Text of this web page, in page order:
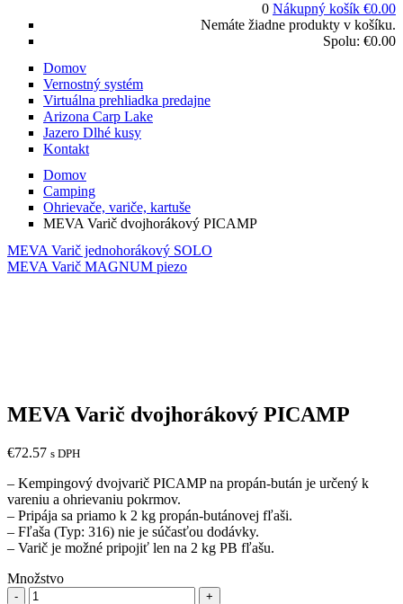
0 Nákupný košík €0.00
Nemáte žiadne produkty v košíku.
Spolu: €0.00
Domov
Vernostný systém
Virtuálna prehliadka predajne
Arizona Carp Lake
Jazero Dlhé kusy
Kontakt
Domov
Camping
Ohrievače, variče, kartuše
MEVA Varič dvojhorákový PICAMP
MEVA Varič jednohorákový SOLO
MEVA Varič MAGNUM piezo
MEVA Varič dvojhorákový PICAMP
€72.57 s DPH
– Kempingový dvojvarič PICAMP na propán-bután je určený k
vareniu a ohrievaniu pokrmov.
– Pripája sa priamo k 2 kg propán-butánovej fľaši.
– Fľaša (Typ: 316) nie je súčasťou dodávky.
– Varič je možné pripojiť len na 2 kg PB fľašu.
Množstvo
Množstvo